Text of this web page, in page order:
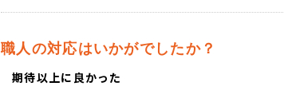
職人の対応はいかがでしたか？
期待以上に良かった